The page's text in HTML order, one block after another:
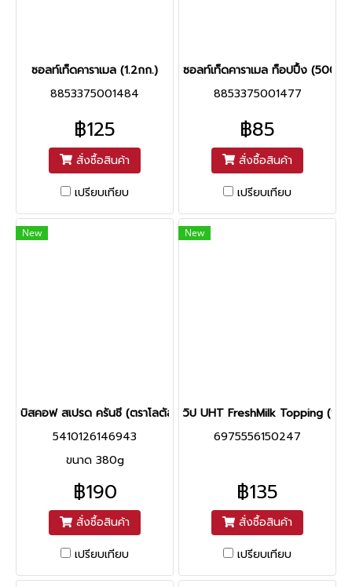
ซอลท์เท็ดคาราเมล (1.2กก.)
8853375001484
฿125
สั่งซื้อสินค้า
เปรียบเทียบ
ซอลท์เท็ดคาราเมล ท็อปปื้ง (500ก
8853375001477
฿85
สั่งซื้อสินค้า
เปรียบเทียบ
New
บิสคอฟ สเปรด ครันชี (ตราโลตัส)
5410126146943
ขนาด 380g
฿190
สั่งซื้อสินค้า
เปรียบเทียบ
New
วิป UHT FreshMilk Topping
6975556150247
฿135
สั่งซื้อสินค้า
เปรียบเทียบ